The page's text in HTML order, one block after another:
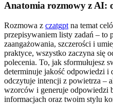
Anatomia rozmowy z AI:
Rozmowa z czatgpt na temat
przepisywaniem listy zadań – to
zaangażowania, szczerości i
praktyce, wszystko zaczyna się
polecenia. To, jak sformułujesz
determinuje jakość odpowiedzi i
odczytuje intencji z powietrza –
wzorców i generuje odpowiedzi
informacjach oraz twoim stylu